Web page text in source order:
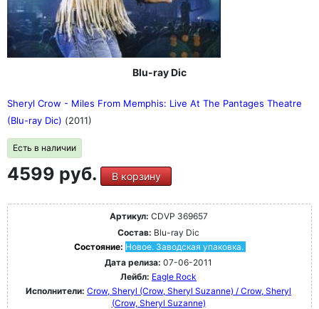
Blu-ray Dic
Sheryl Crow - Miles From Memphis: Live At The Pantages Theatre
(Blu-ray Dic) (2011)
Есть в наличии
4599 руб. В корзину
Артикул: CDVP 369657
Состав: Blu-ray Dic
Состояние: Новое. Заводская упаковка.
Дата релиза: 07-06-2011
Лейбл: Eagle Rock
Исполнители: Crow, Sheryl (Crow, Sheryl Suzanne) / Crow, Sheryl
(Crow, Sheryl Suzanne)